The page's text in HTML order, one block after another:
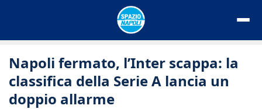
Napoli fermato, l’Inter scappa: la
classifica della Serie A lancia un
doppio allarme